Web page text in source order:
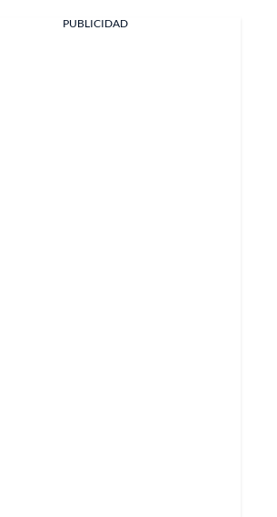
PUBLICIDAD